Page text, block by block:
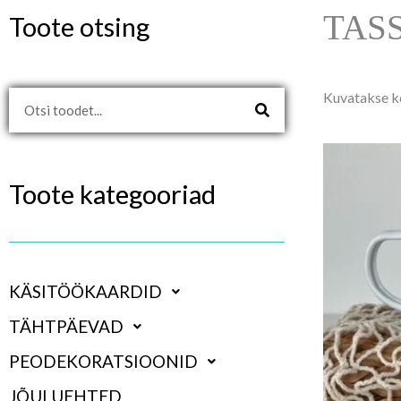
Toote otsing
Toote kategooriad
KÄSITÖÖKAARDID
TÄHTPÄEVAD
PEODEKORATSIOONID
JÕULUEHTED
Kuvatakse